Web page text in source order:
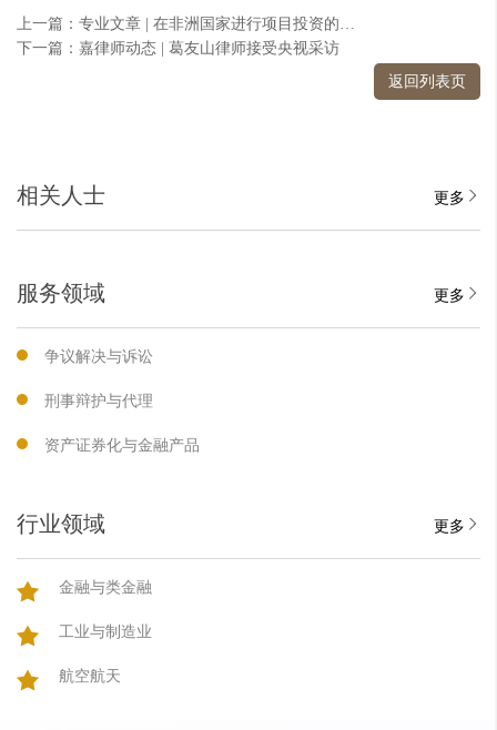
上一篇：专业文章 | 在非洲国家进行项目投资的信用风险应对方式概览
下一篇：嘉律师动态 | 葛友山律师接受央视采访
返回列表页
相关人士 更多
服务领域 更多
争议解决与诉讼
刑事辩护与代理
资产证券化与金融产品
行业领域 更多
金融与类金融
工业与制造业
航空航天